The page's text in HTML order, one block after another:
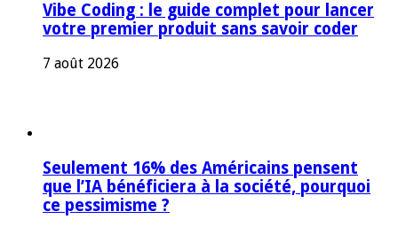
Vibe Coding : le guide complet pour lancer
votre premier produit sans savoir coder
7 août 2026
Seulement 16% des Américains pensent
que l’IA bénéficiera à la société, pourquoi
ce pessimisme ?